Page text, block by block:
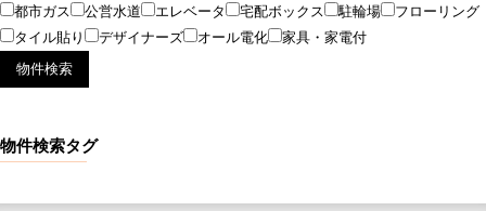
都市ガス
公営水道 エレベータ 宅配ボックス 駐輪場
フローリング
タイル貼り
デザイナーズ オール電化 家具・家電付
物件検索タグ